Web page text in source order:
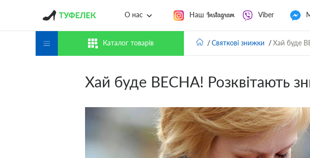
О нас Наш Viber
Каталог товарів Святкові знижки Хай буде
Хай буде ВЕСНА! Розквітають